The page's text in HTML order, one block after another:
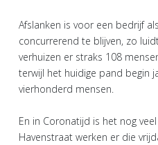
Afslanken is voor een bedrijf
concurrerend te blijven, zo
verhuizen er straks 108
terwijl het huidige pand begin
vierhonderd mensen.
En in Coronatijd is het nog
Havenstraat werken er die